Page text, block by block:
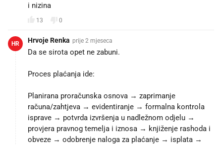
i nizina
13 0
HR Hrvoje Renka prije 2 mjeseca
Da se sirota opet ne zabuni.
Proces plaćanja ide:
Planirana proračunska osnova → zaprimanje
računa/zahtjeva → evidentiranje → formalna kontrola
isprave → potvrda izvršenja u nadležnom odjelu →
provjera pravnog temelja i iznosa → knjiženje rashoda i
obveze → odobrenje naloga za plaćanje → isplata →